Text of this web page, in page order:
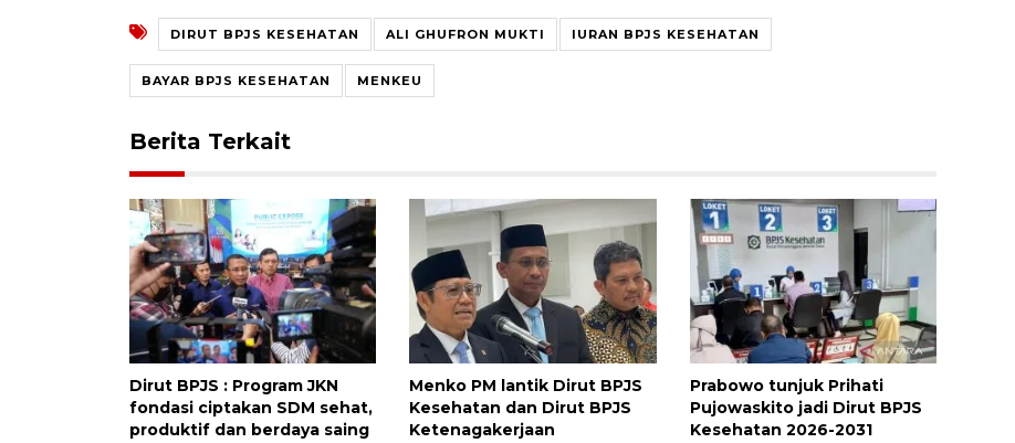
DIRUT BPJS KESEHATAN ALI GHUFRON MUKTI IURAN BPJS KESEHATAN
BAYAR BPJS KESEHATAN MENKEU
Berita Terkait
Dirut BPJS : Program JKN
fondasi ciptakan SDM sehat,
produktif dan berdaya saing
Menko PM lantik Dirut BPJS
Kesehatan dan Dirut BPJS
Ketenagakerjaan
Prabowo tunjuk Prihati
Pujowaskito jadi Dirut BPJS
Kesehatan 2026-2031